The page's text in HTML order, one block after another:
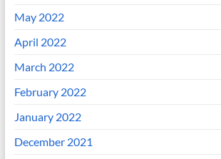
May 2022
April 2022
March 2022
February 2022
January 2022
December 2021